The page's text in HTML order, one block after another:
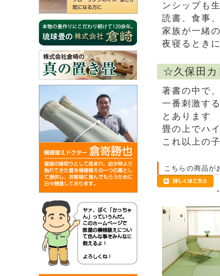
ンシップも
読書、食事
家族が一緒
夜寝るとき
☆久保田カ
著書の中で
一番刺激す
とあります
畳の上でハ
これ以上の
こちらの商品が